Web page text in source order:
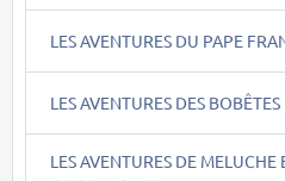
LES AVENTURES DU PAPE
LES AVENTURES DES BOBÊTES
LES AVENTURES DE MELUCHE